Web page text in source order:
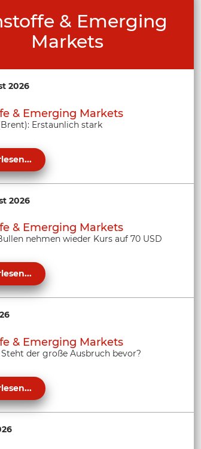
& Emerging
Markets
2026
& Emerging Markets
Erstaunlich stark
2026
& Emerging Markets
nehmen wieder Kurs auf 70 USD
& Emerging Markets
Steht der große Ausbruch bevor?